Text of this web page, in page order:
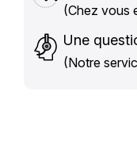
(Chez vous
Une
(Notre